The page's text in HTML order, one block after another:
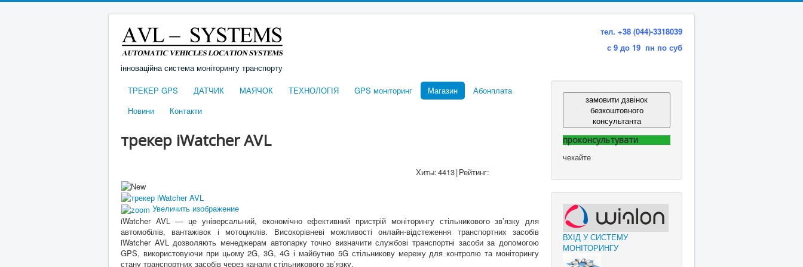
інноваційна система моніторингу транспорту
тел. +38 (044)-3318039
с 9 до 19 пн по суб
ТРЕКЕР GPS ДАТЧИК МАЯЧОК ТЕХНОЛОГІЯ GPS моніторинг Магазин
Абонплата
Новини
Контакти
трекер iWatcher AVL
Хиты:4413|Рейтинг:
Увеличить изображение
iWatcher AVL — це універсальний, економічно ефективний пристрій моніторингу стільникового зв’язку для
автомобілів, вантажівок і мотоциклів. Високорівневі можливості онлайн-відстеження транспортних засобів
iWatcher AVL дозволяють менеджерам автопарку точно визначити службові транспортні засоби за допомогою
GPS, використовуючи при цьому 2G, 3G, 4G і майбутню 5G стільникову мережу для контролю та моніторингу
стану транспортних засобів через канали стільникового зв’язку.
замовити дзвінок
безкоштовного
консультанта
проконсультувати
чекайте
ВХІД У СИСТЕМУ
МОНІТОРИНГУ